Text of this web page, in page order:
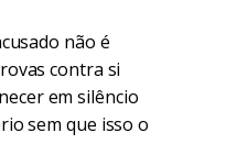
não é
contra si
em silêncio
sem que isso o